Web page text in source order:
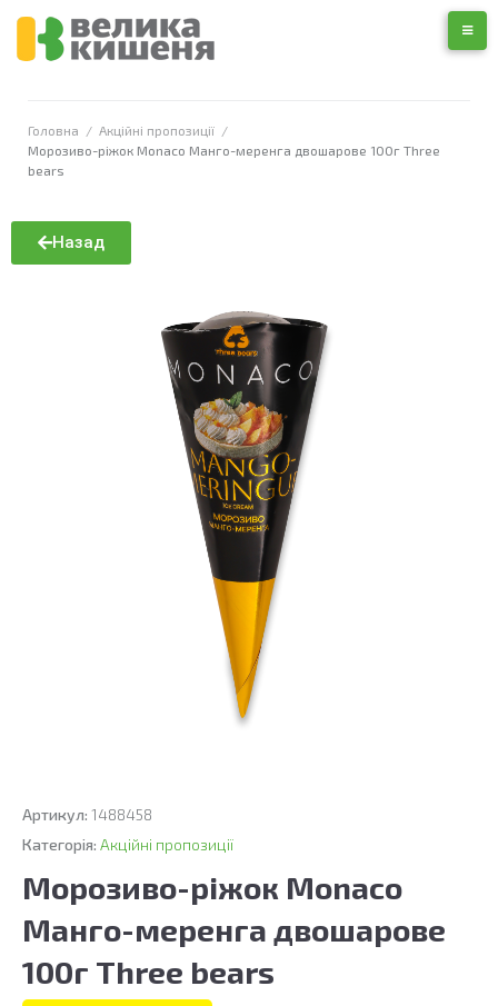
Головна / Акційні пропозиції /
Морозиво-ріжок Monaco Манго-меренга двошарове 100г Three
bears
Назад
Артикул: 1488458
Категорія: Акційні пропозиції
Морозиво-ріжок Monaco
Манго-меренга двошарове
100г Three bears